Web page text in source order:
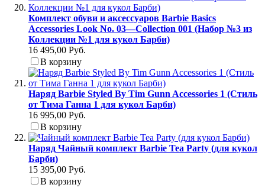
Комплект обуви и аксессуаров Barbie Basics
Accessories Look No. 03—Collection 001 (Набор №3 из
Коллекции №1 для кукол Барби)
16 495,00 Руб.
В корзину
Наряд Barbie Styled By Tim Gunn Accessories 1 (Стиль
от Тима Ганна 1 для кукол Барби)
16 995,00 Руб.
В корзину
Наряд Чайный комплект Barbie Tea Party (для кукол
Барби)
15 395,00 Руб.
В корзину